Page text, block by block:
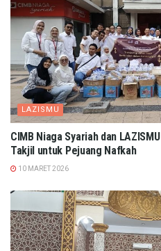
LAZISMU
CIMB Niaga Syariah dan
Takjil untuk Pejuang Nafkah
10 MARET 2026